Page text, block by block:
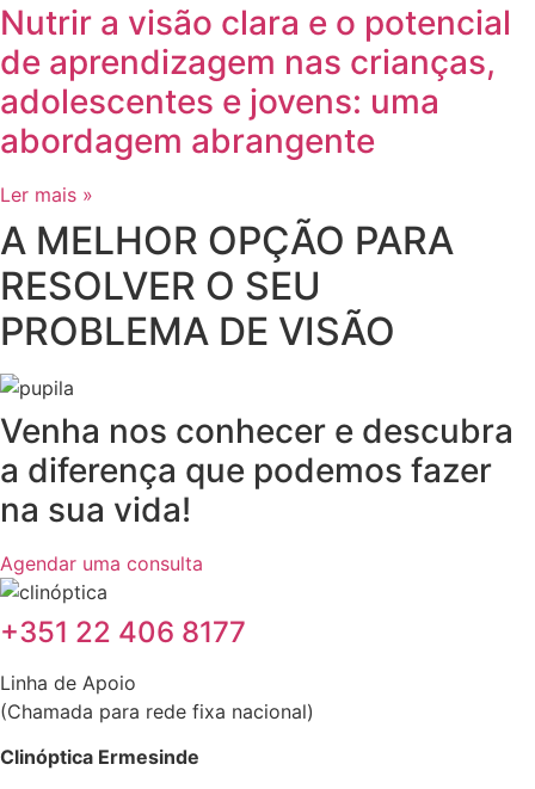
Nutrir a visão clara e o potencial
de aprendizagem nas crianças,
adolescentes e jovens: uma
abordagem abrangente
Ler mais »
A MELHOR OPÇÃO PARA
RESOLVER O SEU
PROBLEMA DE VISÃO
Venha nos conhecer e descubra
a diferença que podemos fazer
na sua vida!
Agendar uma consulta
‎+351 22 406 8177
Linha de Apoio
(Chamada para rede fixa nacional)
Clinóptica Ermesinde